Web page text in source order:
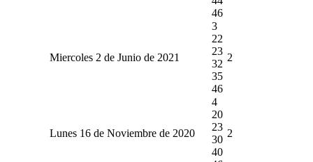
46
Miercoles 2 de Junio de 2021
3
22
23
32
35
46
2
Lunes 16 de Noviembre de 2020
4
20
23
30
40
2